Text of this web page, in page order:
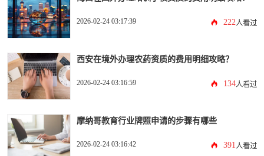
2026-02-24 03:17:39 222 人看过
西安在境外办理农药资质的费用明细攻略？
2026-02-24 03:16:59 134人看过
摩纳哥教育行业牌照申请的步骤有哪些
2026-02-24 03:16:42 391 人看过